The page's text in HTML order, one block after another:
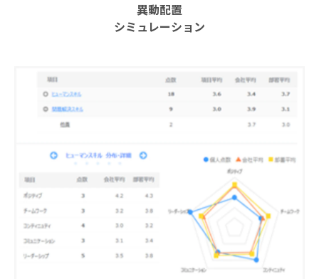
異動配置
シミュレーション